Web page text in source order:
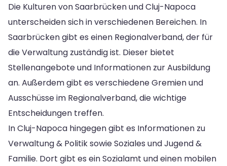
Die Kulturen von Saarbrücken und Cluj-Napoca
unterscheiden sich in verschiedenen Bereichen. In
Saarbrücken gibt es einen Regionalverband, der für
die Verwaltung zuständig ist. Dieser bietet
Stellenangebote und Informationen zur Ausbildung
an. Außerdem gibt es verschiedene Gremien und
Ausschüsse im Regionalverband, die wichtige
Entscheidungen treffen.
In Cluj-Napoca hingegen gibt es Informationen zu
Verwaltung & Politik sowie Soziales und Jugend &
Familie. Dort gibt es ein Sozialamt und einen mobilen